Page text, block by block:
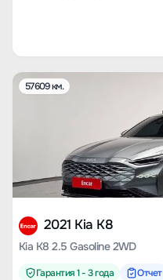
57609 км.
2021 Kia K8
Kia K8 2.5 Gasoline 2WD
Гарантия 1 - 3 года Отчет